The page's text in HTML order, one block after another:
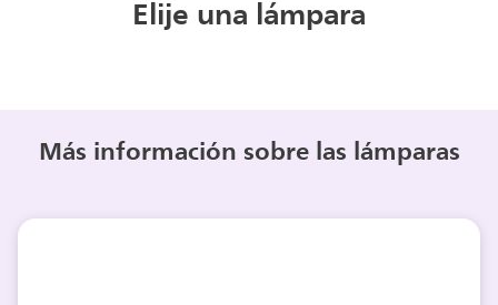
Elije una lámpara
Más información sobre las lámparas